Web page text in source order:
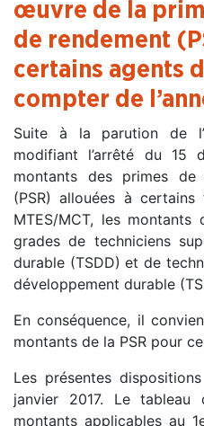
œuvre de la
de rendement
certains agents
compter de
Suite à la parution de
modifiant l’arrêté du 15
montants des primes
(PSR) allouées à
MTES/MCT, les
grades de techniciens
durable (TSDD) et de
développement durable
En conséquence, il
montants de la PSR pour
Les présentes
janvier 2017. Le tableau
montants applicables au